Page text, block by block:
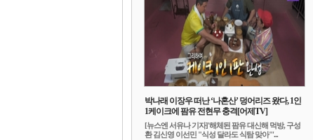
박나래 이장우 떠난 ‘나혼산’ 덩어리즈 왔다, 1인
1케이크에 팜유 전현무 충격[어제TV]
[뉴스엔 서유나 기자]'해체된 팜유 대신해 먹방, 구성
환 김신영 이선민 "식성 달라도 식탐 맞아"'...